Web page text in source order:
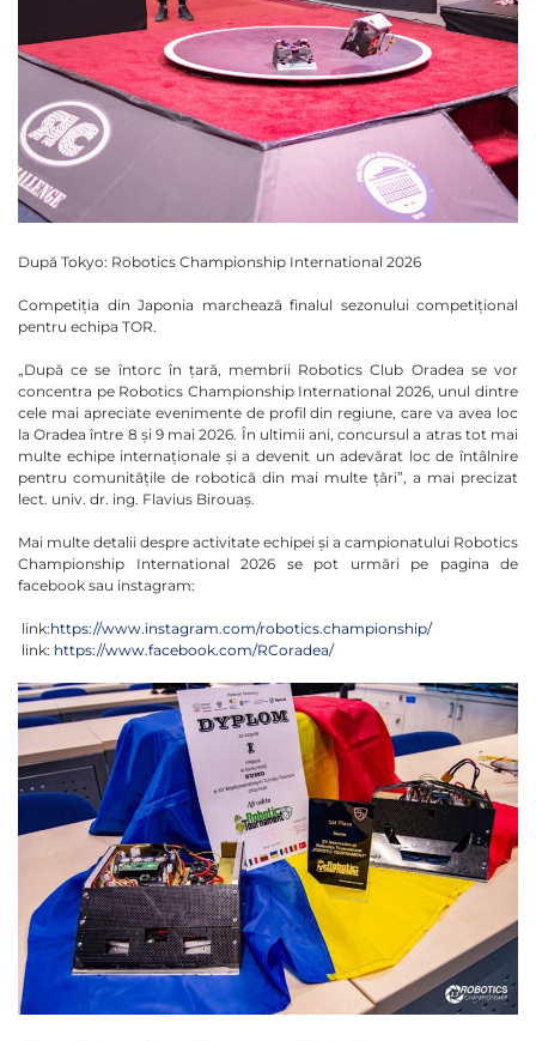
După Tokyo: Robotics Championship International 2026
Competiția din Japonia marchează finalul sezonului competițional
pentru echipa TOR.
„După ce se întorc în țară, membrii Robotics Club Oradea se vor
concentra pe Robotics Championship International 2026, unul dintre
cele mai apreciate evenimente de profil din regiune, care va avea loc
la Oradea între 8 și 9 mai 2026. În ultimii ani, concursul a atras tot mai
multe echipe internaționale și a devenit un adevărat loc de întâlnire
pentru comunitățile de robotică din mai multe țări”, a mai precizat
lect. univ. dr. ing. Flavius Birouaș.
Mai multe detalii despre activitate echipei și a campionatului Robotics
Championship International 2026 se pot urmări pe pagina de
facebook sau instagram:
link:https://www.instagram.com/robotics.championship/
link: https://www.facebook.com/RCoradea/